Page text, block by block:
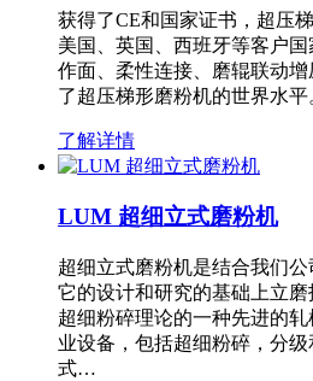
获得了CE和国家证书，超压
美国、英国、西班牙等客户
作面、柔性连接、磨辊联动
了超压梯形磨粉机的世界水
了解详情
LUM 超细立式磨粉机
超细立式磨粉机是结合我们公
它的设计和研究的基础上立
超细粉碎理论的一种先进的
业设备，包括超细粉碎，分
式…